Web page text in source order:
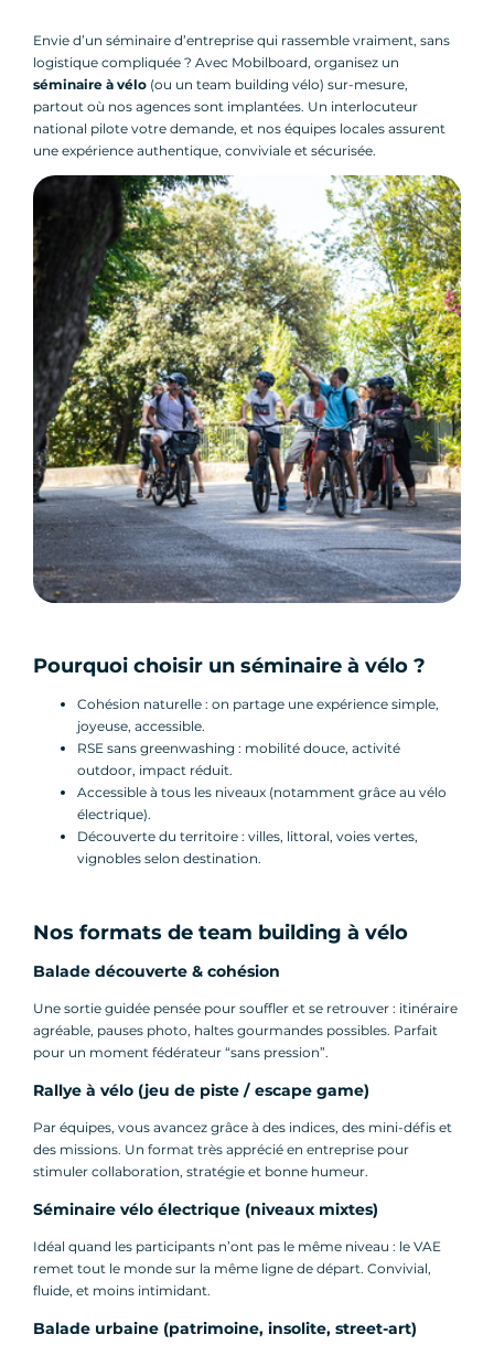
Envie d’un séminaire d’entreprise qui rassemble vraiment, sans
logistique compliquée ? Avec Mobilboard, organisez un
séminaire à vélo (ou un team building vélo) sur-mesure,
partout où nos agences sont implantées. Un interlocuteur
national pilote votre demande, et nos équipes locales assurent
une expérience authentique, conviviale et sécurisée.
Pourquoi choisir un séminaire à vélo ?
Cohésion naturelle : on partage une expérience simple,
joyeuse, accessible.
RSE sans greenwashing : mobilité douce, activité
outdoor, impact réduit.
Accessible à tous les niveaux (notamment grâce au vélo
électrique).
Découverte du territoire : villes, littoral, voies vertes,
vignobles selon destination.
Nos formats de team building à vélo
Balade découverte & cohésion
Une sortie guidée pensée pour souffler et se retrouver : itinéraire
agréable, pauses photo, haltes gourmandes possibles. Parfait
pour un moment fédérateur “sans pression”.
Rallye à vélo (jeu de piste / escape game)
Par équipes, vous avancez grâce à des indices, des mini-défis et
des missions. Un format très apprécié en entreprise pour
stimuler collaboration, stratégie et bonne humeur.
Séminaire vélo électrique (niveaux mixtes)
Idéal quand les participants n’ont pas le même niveau : le VAE
remet tout le monde sur la même ligne de départ. Convivial,
fluide, et moins intimidant.
Balade urbaine (patrimoine, insolite, street-art)